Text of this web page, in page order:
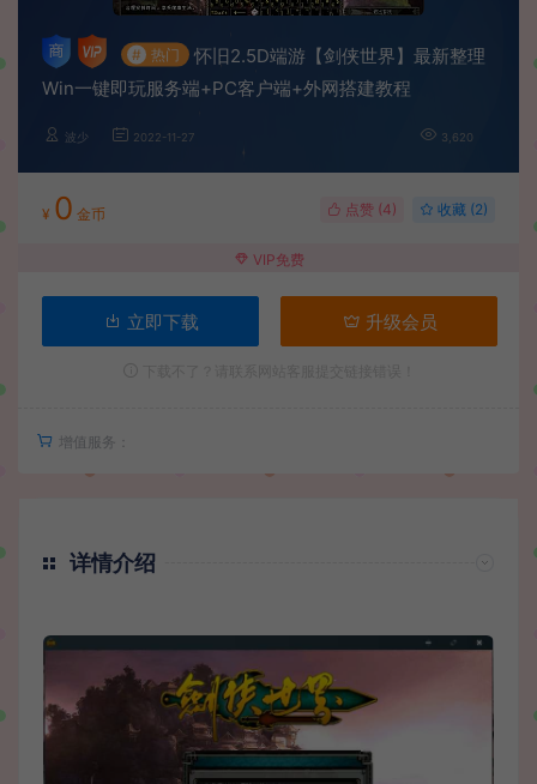
# 热门
怀旧2.5D端游【剑侠世界】最新整理
Win一键即玩服务端+PC客户端+外网搭建教程
波少 2022-11-27 3,620
¥ 0 金币 点赞 (4) 收藏 (2)
VIP免费
立即下载 升级会员
增值服务：
详情介绍